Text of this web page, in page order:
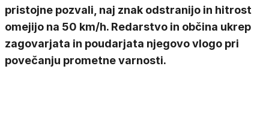
pristojne pozvali, naj znak odstranijo in hitrost
omejijo na 50 km/h. Redarstvo in občina ukrep
zagovarjata in poudarjata njegovo vlogo pri
povečanju prometne varnosti.